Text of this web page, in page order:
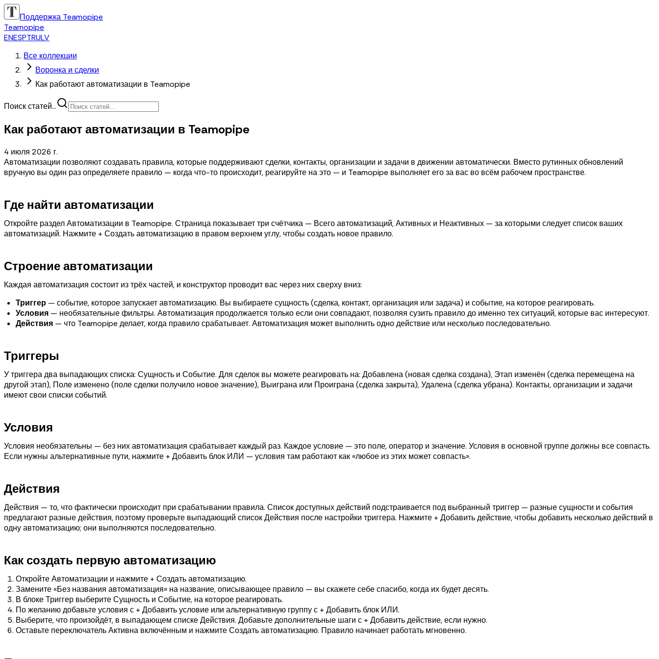
Поддержка Teamopipe
Teamopipe
ENESPTRULV
Все коллекции
Воронка и сделки
Как работают автоматизации в Teamopipe
Поиск статей...
Как работают автоматизации в Teamopipe
4 июля 2026 г.
Автоматизации позволяют создавать правила, которые поддерживают сделки, контакты, организации и задачи в движении автоматически. Вместо рутинных обновлений
вручную вы один раз определяете правило — когда что-то происходит, реагируйте на это — и Teamopipe выполняет его за вас во всём рабочем пространстве.
Где найти автоматизации
Откройте раздел Автоматизации в Teamopipe. Страница показывает три счётчика — Всего автоматизаций, Активных и Неактивных — за которыми следует список ваших
автоматизаций. Нажмите + Создать автоматизацию в правом верхнем углу, чтобы создать новое правило.
Строение автоматизации
Каждая автоматизация состоит из трёх частей, и конструктор проводит вас через них сверху вниз:
Триггер — событие, которое запускает автоматизацию. Вы выбираете сущность (сделка, контакт, организация или задача) и событие, на которое реагировать.
Условия — необязательные фильтры. Автоматизация продолжается только если они совпадают, позволяя сузить правило до именно тех ситуаций, которые вас интересуют.
Действия — что Teamopipe делает, когда правило срабатывает. Автоматизация может выполнить одно действие или несколько последовательно.
Триггеры
У триггера два выпадающих списка: Сущность и Событие. Для сделок вы можете реагировать на: Добавлена (новая сделка создана), Этап изменён (сделка перемещена на
другой этап), Поле изменено (поле сделки получило новое значение), Выиграна или Проиграна (сделка закрыта), Удалена (сделка убрана). Контакты, организации и задачи
имеют свои списки событий.
Условия
Условия необязательны — без них автоматизация срабатывает каждый раз. Каждое условие — это поле, оператор и значение. Условия в основной группе должны все совпасть.
Если нужны альтернативные пути, нажмите + Добавить блок ИЛИ — условия там работают как «любое из этих может совпасть».
Действия
Действия — то, что фактически происходит при срабатывании правила. Список доступных действий подстраивается под выбранный триггер — разные сущности и события
предлагают разные действия, поэтому проверьте выпадающий список Действия после настройки триггера. Нажмите + Добавить действие, чтобы добавить несколько действий в
одну автоматизацию; они выполняются последовательно.
Как создать первую автоматизацию
Откройте Автоматизации и нажмите + Создать автоматизацию.
Замените «Без названия автоматизация» на название, описывающее правило — вы скажете себе спасибо, когда их будет десять.
В блоке Триггер выберите Сущность и Событие, на которое реагировать.
По желанию добавьте условия с + Добавить условие или альтернативную группу с + Добавить блок ИЛИ.
Выберите, что произойдёт, в выпадающем списке Действия. Добавьте дополнительные шаги с + Добавить действие, если нужно.
Оставьте переключатель Активна включённым и нажмите Создать автоматизацию. Правило начинает работать мгновенно.